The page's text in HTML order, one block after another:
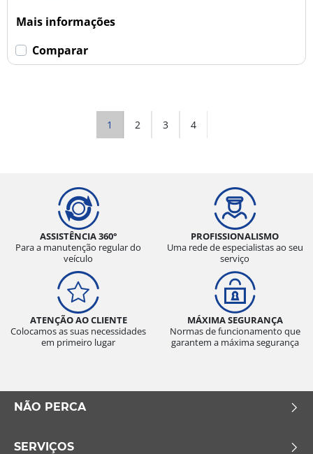
Mais informações
Comparar
1 2 3 4
ASSISTÊNCIA 360°
Para a manutenção regular do
veículo
PROFISSIONALISMO
Uma rede de especialistas ao seu
serviço
ATENÇÃO AO CLIENTE
Colocamos as suas necessidades
em primeiro lugar
MÁXIMA SEGURANÇA
Normas de funcionamento que
garantem a máxima segurança
NÃO PERCA
SERVIÇOS